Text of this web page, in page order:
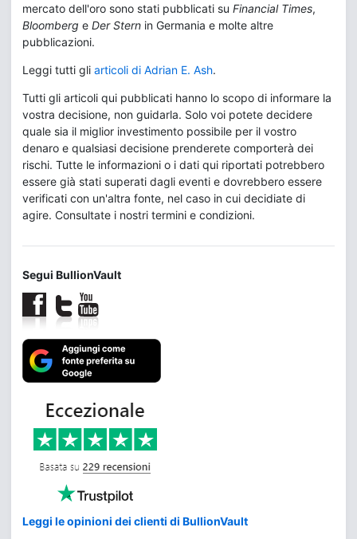
mercato dell'oro sono stati pubblicati su Financial Times,
Bloomberg e Der Stern in Germania e molte altre
pubblicazioni.
Leggi tutti gli articoli di Adrian E. Ash.
Tutti gli articoli qui pubblicati hanno lo scopo di informare la
vostra decisione, non guidarla. Solo voi potete decidere
quale sia il miglior investimento possibile per il vostro
denaro e qualsiasi decisione prenderete comporterà dei
rischi. Tutte le informazioni o i dati qui riportati potrebbero
essere già stati superati dagli eventi e dovrebbero essere
verificati con un'altra fonte, nel caso in cui decidiate di
agire. Consultate i nostri termini e condizioni.
Segui BullionVault
Leggi le opinioni dei clienti di BullionVault